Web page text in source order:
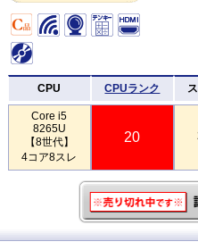
CPU CPUランク
Core i5
8265U
【8世代】
4コア8スレ
20